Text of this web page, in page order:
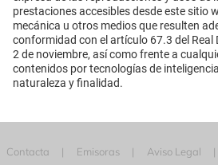
prestaciones accesibles desde este sitio
mecánica u otros medios que resulten
conformidad con el artículo 67.3 del Real
2 de noviembre, así como frente a
contenidos por tecnologías de
naturaleza y finalidad.
Contacta Emisoras Aviso Legal